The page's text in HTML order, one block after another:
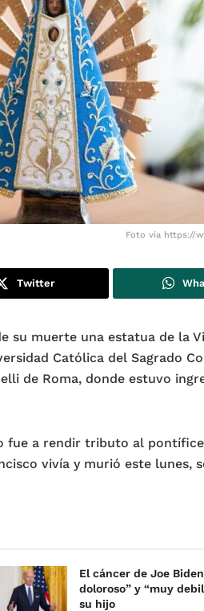
Foto vía https://
Twitter
su muerte una estatua de la
Católica del Sagrado
de Roma, donde estuvo
fue a rendir tributo al
vivía y murió este lunes,
El cáncer de Joe
doloroso” y “muy
su hijo